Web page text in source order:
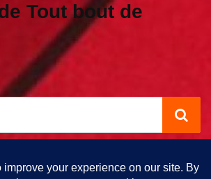
Tout bout de